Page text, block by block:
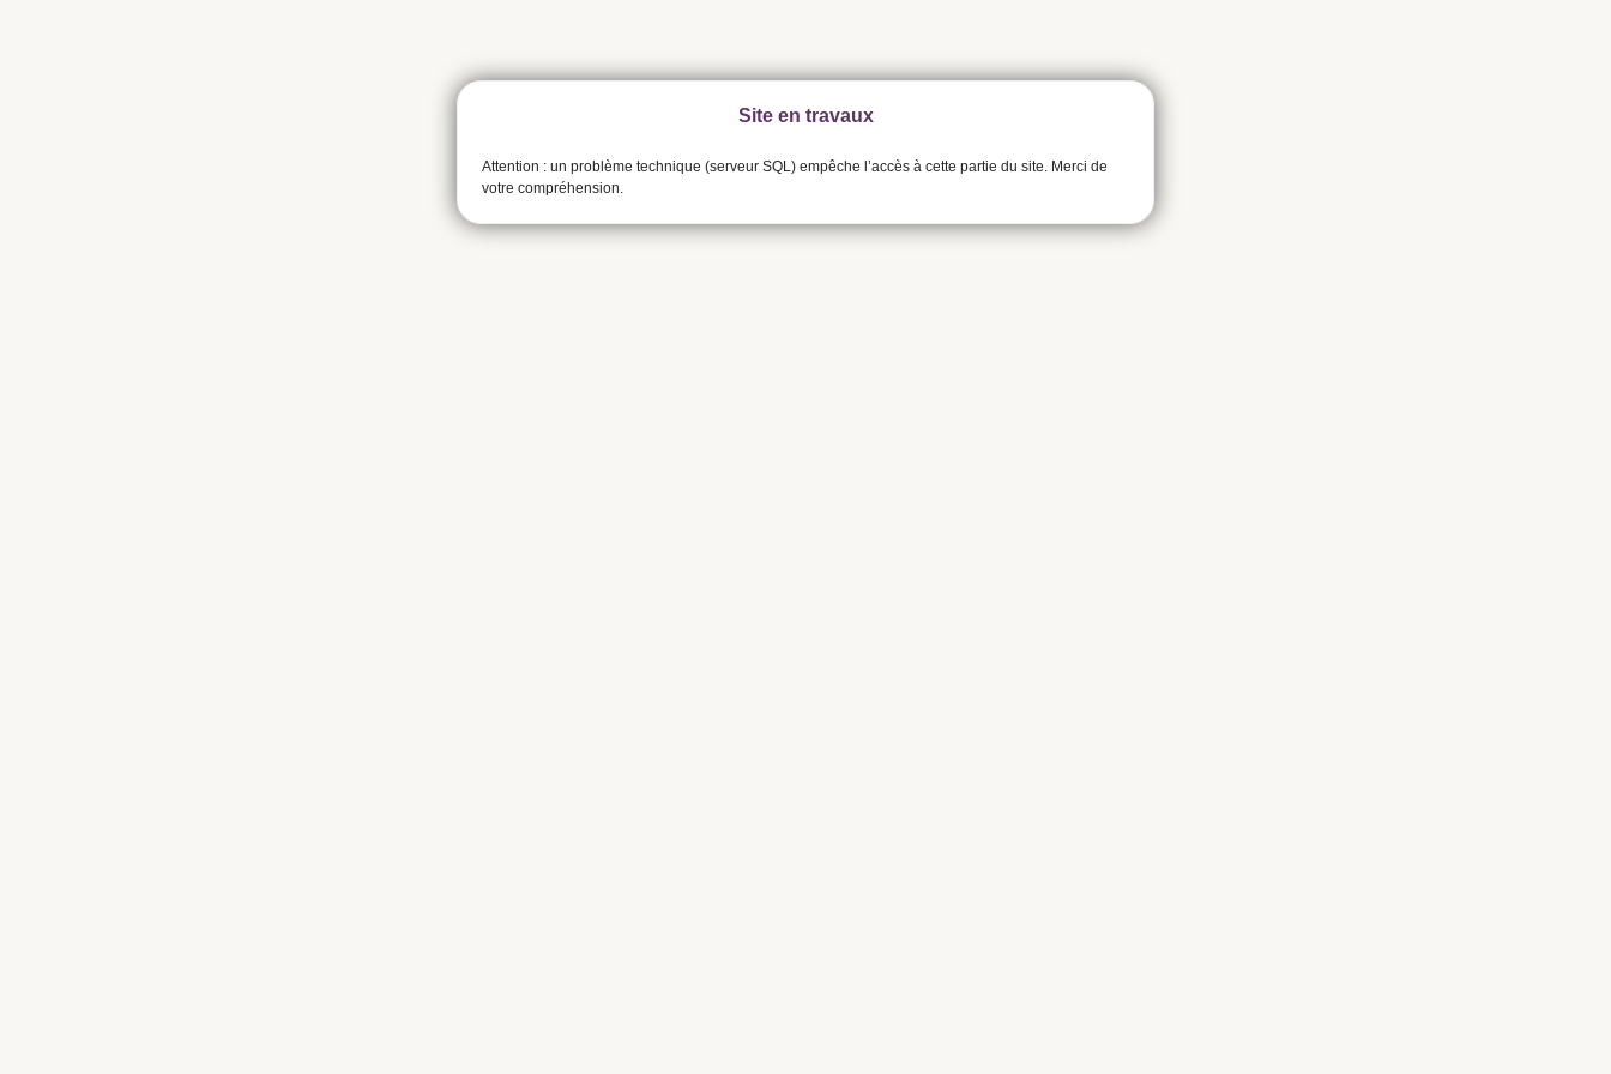
Site en travaux
Attention : un problème technique (serveur SQL) empêche l’accès à cette partie du site. Merci de
votre compréhension.